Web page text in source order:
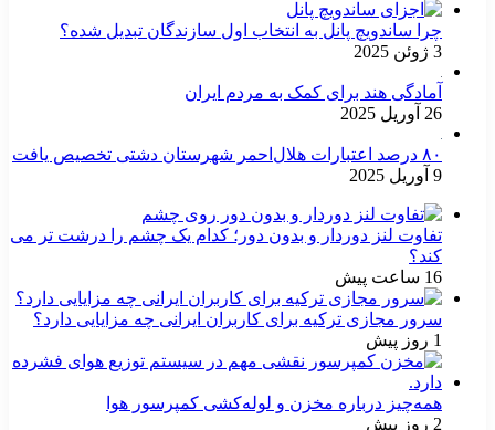
چرا ساندویچ پانل به انتخاب اول سازندگان تبدیل شده؟
3 ژوئن 2025
آمادگی هند برای کمک به مردم ایران
26 آوریل 2025
۸۰ درصد اعتبارات هلال‌احمر شهرستان دشتی تخصیص یافت
9 آوریل 2025
تفاوت لنز دوردار و بدون دور؛ کدام یک چشم را درشت تر می
کند؟
16 ساعت پیش
سرور مجازی ترکیه برای کاربران ایرانی چه مزایایی دارد؟
1 روز پیش
همه‌چیز درباره مخزن و لوله‌کشی کمپرسور هوا
2 روز پیش